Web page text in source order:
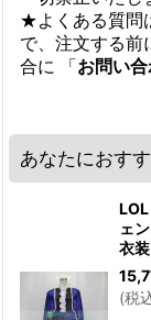
★よくある質問
で、注文する前
合に 「 お問い
あなたにおす
ェ
衣
(税